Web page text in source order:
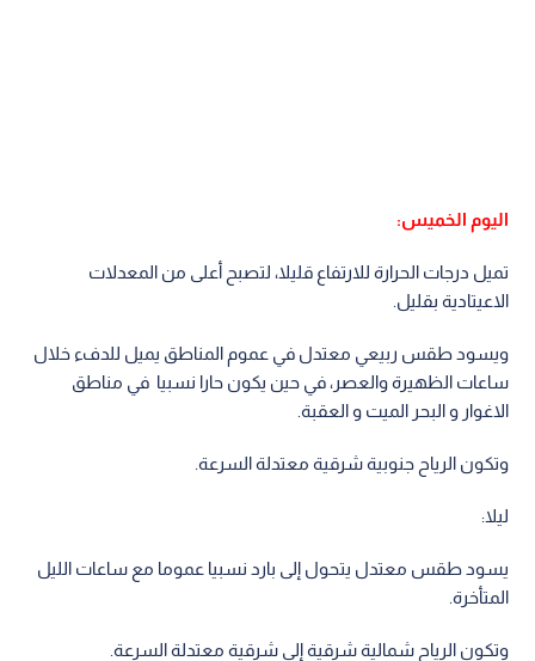
اليوم الخميس:
تميل درجات الحرارة للارتفاع قليلا، لتصبح أعلى من المعدلات
الاعيتادية بقليل.
ويسود طقس ربيعي معتدل في عموم المناطق يميل للدفء خلال
ساعات الظهيرة والعصر، في حين يكون حارا نسبيا في مناطق
الاغوار و البحر الميت و العقبة.
وتكون الرياح جنوبية شرقية معتدلة السرعة.
ليلا:
يسود طقس معتدل يتحول إلى بارد نسبيا عموما مع ساعات الليل
المتأخرة.
وتكون الرياح شمالية شرقية إلى شرقية معتدلة السرعة.